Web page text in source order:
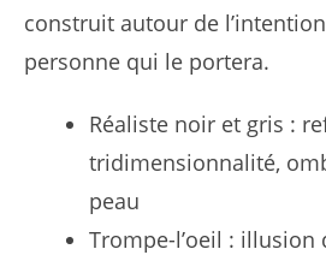
construit autour de
personne qui le portera.
Réaliste noir et gris :
tridimensionnalité,
peau
Trompe-l’oeil : illusion